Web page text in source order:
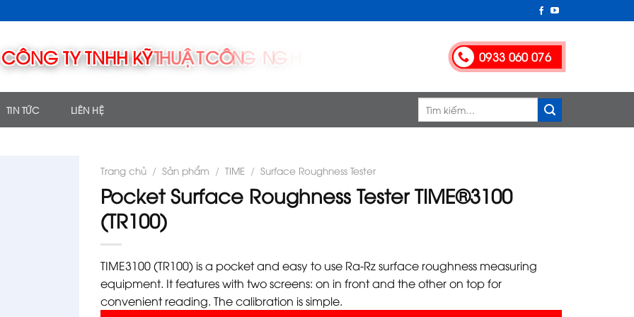
0933 060 076
TIN TỨC LIÊN HỆ
Tìm
kiếm:
Trang chủ / Sản phẩm / TIME / Surface Roughness Tester
Pocket Surface Roughness Tester TIME®3100
(TR100)
TIME3100 (TR100) is a pocket and easy to use Ra-Rz surface roughness measuring
equipment. It features with two screens: on in front and the other on top for
convenient reading. The calibration is simple.